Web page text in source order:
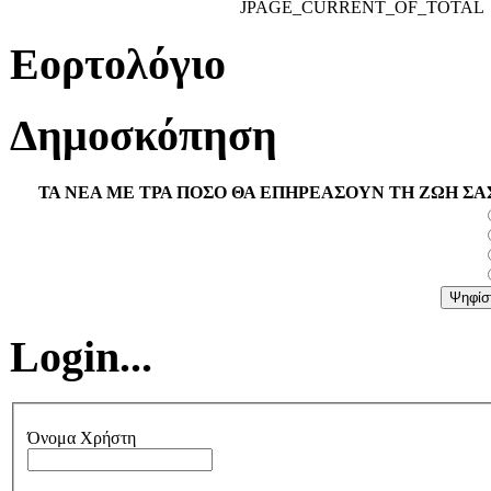
JPAGE_CURRENT_OF_TOTAL
Εορτολόγιο
Δημοσκόπηση
ΤΑ ΝΕΑ ΜΕ ΤΡΑ ΠΟΣΟ ΘΑ ΕΠΗΡΕΑΣΟΥΝ ΤΗ ΖΩΗ
Login...
Όνομα Χρήστη